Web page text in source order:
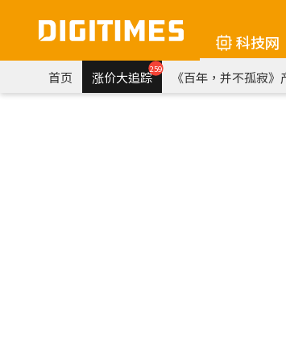
科技网
首页 涨价大追踪259 《百年，并不孤寂